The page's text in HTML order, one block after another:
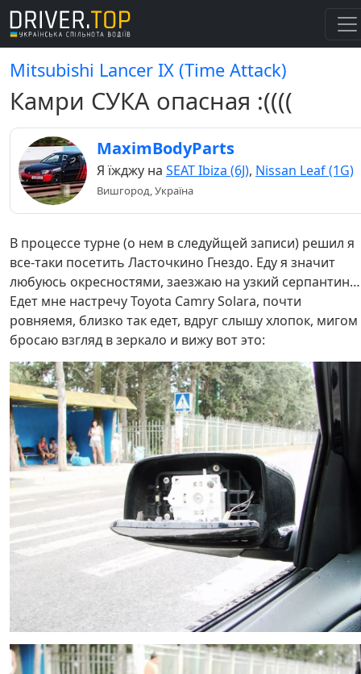
Mitsubishi Lancer IX (Time Attack)
Камри СУКА опасная :((((
MaximBodyParts
Я їжджу на SEAT Ibiza (6J), Nissan Leaf (1G)
Вишгород, Україна
В процессе турне (о нем в следуйщей записи) решил я
все-таки посетить Ласточкино Гнездо. Еду я значит
любуюсь окресностями, заезжаю на узкий серпантин…
Едет мне настречу Toyota Camry Solara, почти
ровняемя, близко так едет, вдруг слышу хлопок, мигом
бросаю взгляд в зеркало и вижу вот это: